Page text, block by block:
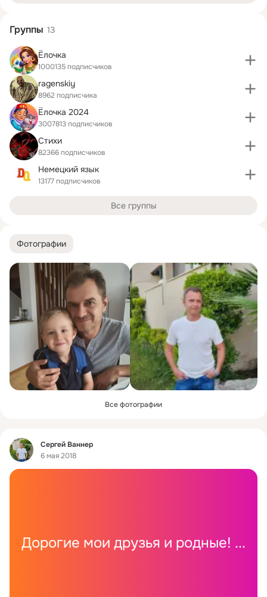
Фотографии
Все фотографии
Фид
Сергей Ваннер
6 мая 2018
Дорогие мои друзья и родные! ...
Группы 13
Ёлочка
1000135 подписчиков
ragenskiy
8962 подписчика
Ёлочка 2024
3007813 подписчиков
Стихи
82366 подписчиков
Немецкий язык
13177 подписчиков
Все группы